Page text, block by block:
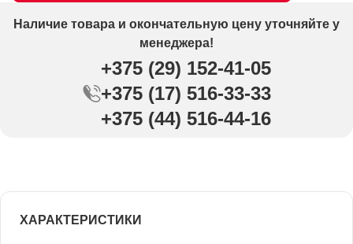
Наличие товара и окончательную цену уточняйте у
менеджера!
+375 (29) 152-41-05
+375 (17) 516-33-33
+375 (44) 516-44-16
ХАРАКТЕРИСТИКИ